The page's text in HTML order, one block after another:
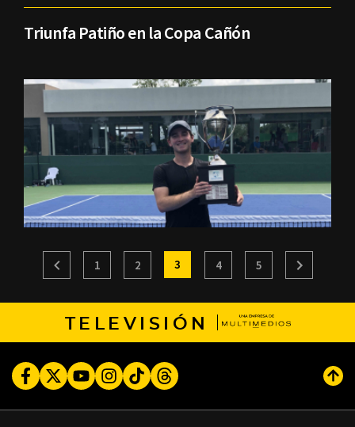
Triunfa Patiño en la Copa Cañón
1 2 3 4 5
TELEVISIÓN
FacebookTwitterYoutubeInstagram
TikTokThreads